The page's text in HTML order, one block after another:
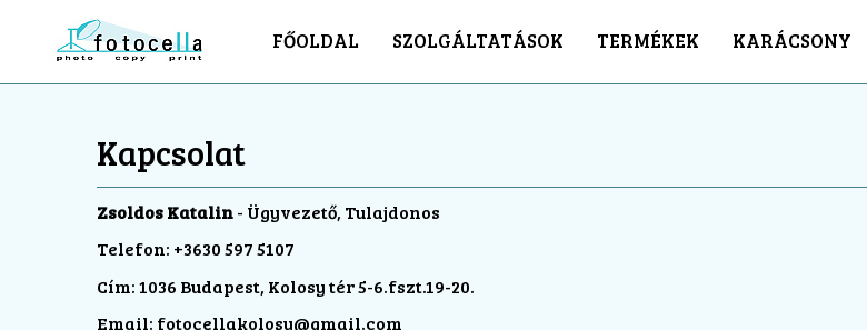
FŐOLDAL SZOLGÁLTATÁSOK TERMÉKEK KARÁCSONY
Kapcsolat
Zsoldos Katalin- Ügyvezető, Tulajdonos
Telefon: +3630 597 5107
Cím: 1036 Budapest, Kolosy tér 5-6.fszt.19-20.
Email: fotocellakolosy@gmail.com